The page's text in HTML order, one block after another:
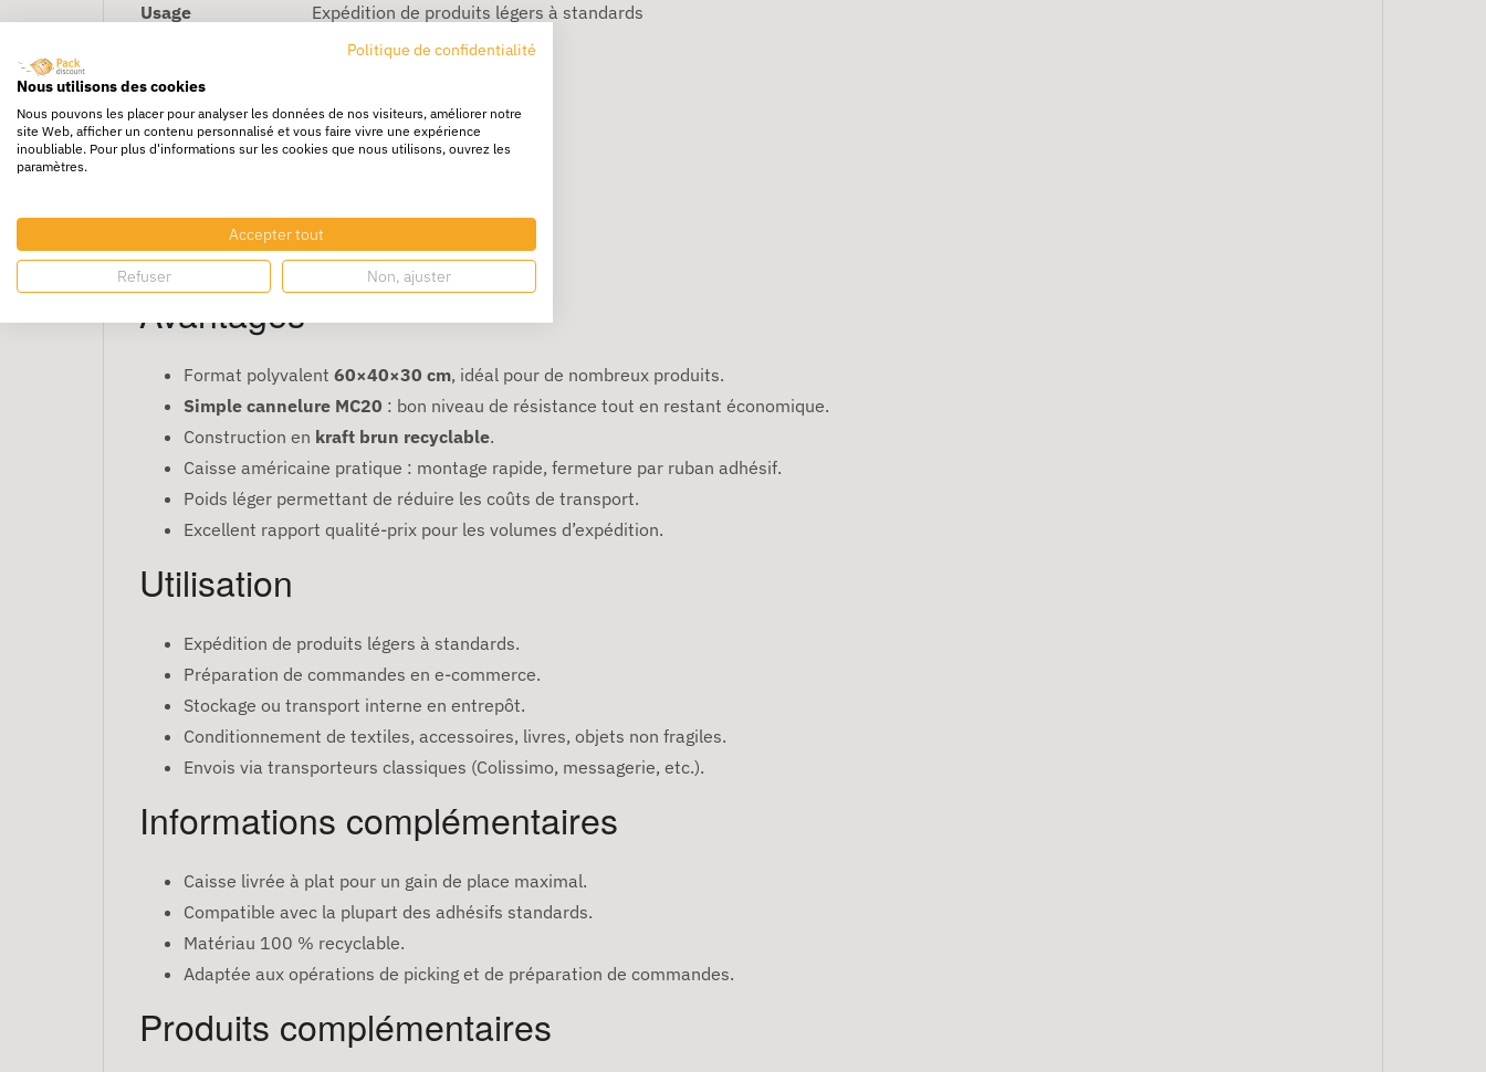
Usage
Expédition de produits légers à standards
Carton
Type de cannelure
Dimensions
60 x 40 x 30 cm (int.)
Volume
0,072 m³ (72 L)
Quantité par palette480
Couleur
Kraft brun
Avantages
Format polyvalent 60×40×30 cm, idéal pour de nombreux produits.
Simple cannelure MC20 : bon niveau de résistance tout en restant économique.
Construction en kraft brun recyclable.
Caisse américaine pratique : montage rapide, fermeture par ruban adhésif.
Poids léger permettant de réduire les coûts de transport.
Excellent rapport qualité-prix pour les volumes d’expédition.
Utilisation
Expédition de produits légers à standards.
Préparation de commandes en e-commerce.
Stockage ou transport interne en entrepôt.
Conditionnement de textiles, accessoires, livres, objets non fragiles.
Envois via transporteurs classiques (Colissimo, messagerie, etc.).
Informations complémentaires
Caisse livrée à plat pour un gain de place maximal.
Compatible avec la plupart des adhésifs standards.
Matériau 100 % recyclable.
Adaptée aux opérations de picking et de préparation de commandes.
Produits complémentaires
Politique de confidentialité
Nous utilisons des cookies
Nous pouvons les placer pour analyser les données de nos visiteurs, améliorer notre
site Web, afficher un contenu personnalisé et vous faire vivre une expérience
inoubliable. Pour plus d'informations sur les cookies que nous utilisons, ouvrez les
paramètres.
Accepter tout
Refuser Non, ajuster